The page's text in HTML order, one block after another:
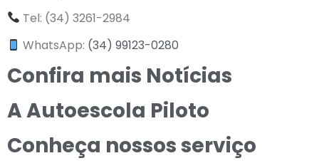
Tel: (34) 3261-2984
WhatsApp: (34) 99123-0280
Confira mais Notícias
A Autoescola Piloto
Conheça nossos serviço